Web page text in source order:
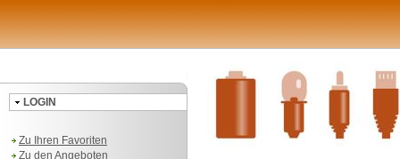
LOGIN
Zu Ihren Favoriten
Zu den Angeboten